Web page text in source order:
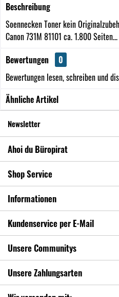
Beschreibung
Soennecken Toner kein
Canon 731M 81101 ca. 1.800 Seiten...
Bewertungen
0
Bewertungen lesen, schreiben und
Ähnliche Artikel
Newsletter
Ahoi du Büropirat
Shop Service
Informationen
Kundenservice per E-Mail
Unsere Communitys
Unsere Zahlungsarten